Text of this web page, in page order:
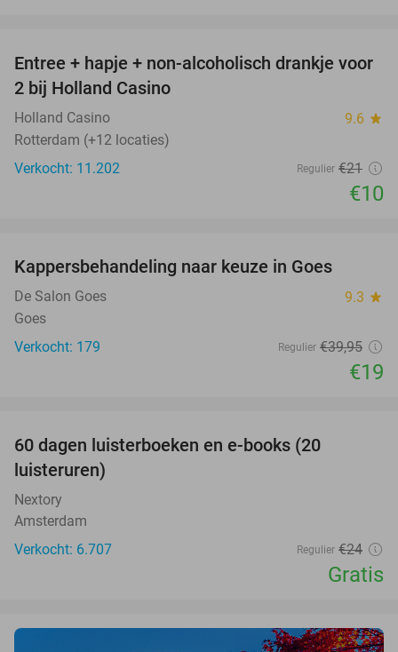
52%
Entree + hapje + non-alcoholisch drankje voor
2 bij Holland Casino
Holland Casino 9.6 star
Rotterdam (+12 locaties)
Verkocht: 11.202
Regulier €21
€10
Kappersbehandeling naar keuze in Goes
De Salon Goes 9.3 star
Goes
Verkocht: 179
Regulier €39,95
€19
60 dagen luisterboeken en e-books (20
luisteruren)
Nextory
Amsterdam
Verkocht: 6.707
Regulier €24
Gratis